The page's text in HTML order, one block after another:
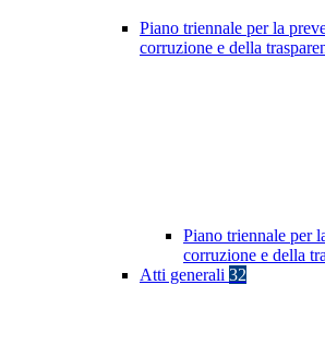
Piano triennale per la
corruzione e della
Piano triennale per
corruzione e della
Atti generali 32